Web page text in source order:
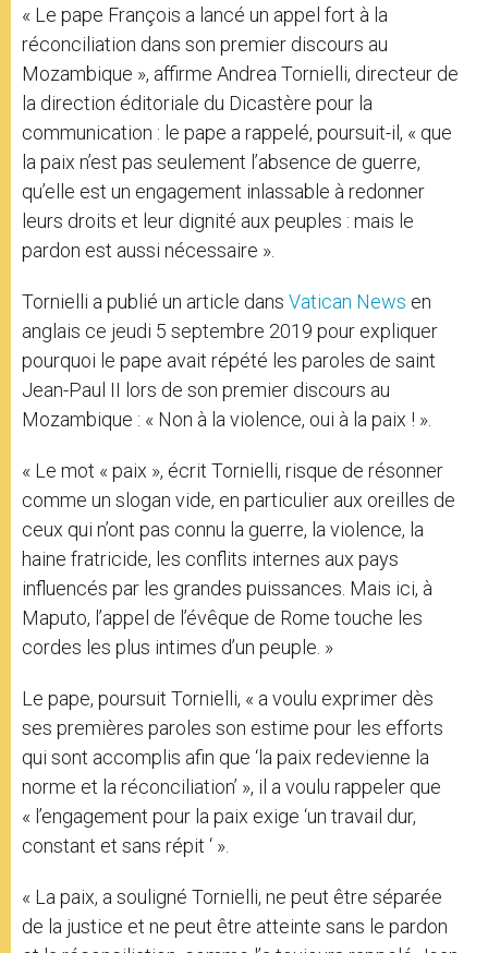
« Le pape François a lancé un appel fort à la
réconciliation dans son premier discours au
Mozambique », affirme Andrea Tornielli, directeur de
la direction éditoriale du Dicastère pour la
communication : le pape a rappelé, poursuit-il, « que
la paix n’est pas seulement l’absence de guerre,
qu’elle est un engagement inlassable à redonner
leurs droits et leur dignité aux peuples : mais le
pardon est aussi nécessaire ».
Tornielli a publié un article dans Vatican News en
anglais ce jeudi 5 septembre 2019 pour expliquer
pourquoi le pape avait répété les paroles de saint
Jean-Paul II lors de son premier discours au
Mozambique : « Non à la violence, oui à la paix ! ».
« Le mot « paix », écrit Tornielli, risque de résonner
comme un slogan vide, en particulier aux oreilles de
ceux qui n’ont pas connu la guerre, la violence, la
haine fratricide, les conflits internes aux pays
influencés par les grandes puissances. Mais ici, à
Maputo, l’appel de l’évêque de Rome touche les
cordes les plus intimes d’un peuple. »
Le pape, poursuit Tornielli, « a voulu exprimer dès
ses premières paroles son estime pour les efforts
qui sont accomplis afin que ‘la paix redevienne la
norme et la réconciliation’ », il a voulu rappeler que
« l’engagement pour la paix exige ‘un travail dur,
constant et sans répit ‘ ».
« La paix, a souligné Tornielli, ne peut être séparée
de la justice et ne peut être atteinte sans le pardon